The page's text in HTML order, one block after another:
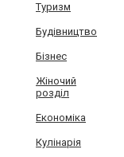
Туризм
Будівництво
Бізнес
Жіночий
розділ
Економіка
Кулінарія